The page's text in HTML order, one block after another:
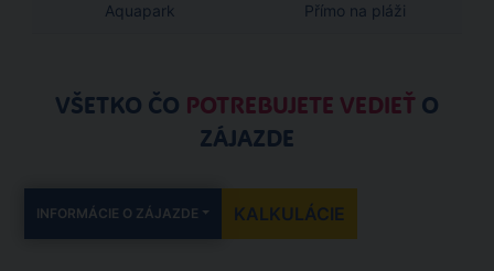
Aquapark Přímo na pláži
VŠETKO ČO POTREBUJETE VEDIEŤ O
ZÁJAZDE
INFORMÁCIE O ZÁJAZDE KALKULÁCIE